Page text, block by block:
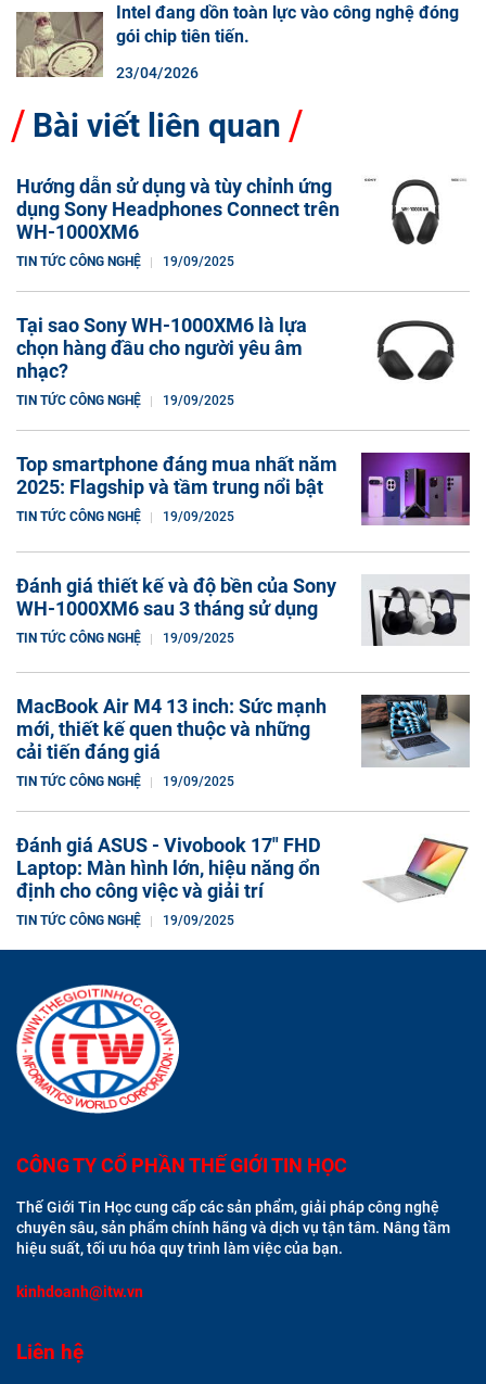
Intel đang dồn toàn lực vào công nghệ đóng
gói chip tiên tiến.
23/04/2026
Bài viết liên quan
Hướng dẫn sử dụng và tùy chỉnh ứng
dụng Sony Headphones Connect trên
WH-1000XM6
TIN TỨC CÔNG NGHỆ 19/09/2025
Tại sao Sony WH-1000XM6 là lựa
chọn hàng đầu cho người yêu âm
nhạc?
TIN TỨC CÔNG NGHỆ 19/09/2025
Top smartphone đáng mua nhất năm
2025: Flagship và tầm trung nổi bật
TIN TỨC CÔNG NGHỆ 19/09/2025
Đánh giá thiết kế và độ bền của Sony
WH-1000XM6 sau 3 tháng sử dụng
TIN TỨC CÔNG NGHỆ 19/09/2025
MacBook Air M4 13 inch: Sức mạnh
mới, thiết kế quen thuộc và những
cải tiến đáng giá
TIN TỨC CÔNG NGHỆ 19/09/2025
Đánh giá ASUS - Vivobook 17" FHD
Laptop: Màn hình lớn, hiệu năng ổn
định cho công việc và giải trí
TIN TỨC CÔNG NGHỆ 19/09/2025
CÔNG TY CỔ PHẦN THẾ GIỚI TIN HỌC
Thế Giới Tin Học cung cấp các sản phẩm, giải pháp công nghệ
chuyên sâu, sản phẩm chính hãng và dịch vụ tận tâm. Nâng tầm
hiệu suất, tối ưu hóa quy trình làm việc của bạn.
kinhdoanh@itw.vn
Liên hệ